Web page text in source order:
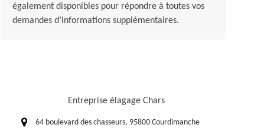
également disponibles pour répondre à toutes vos
demandes d’informations supplémentaires.
Entreprise élagage Chars
64 boulevard des chasseurs, 95800 Courdimanche